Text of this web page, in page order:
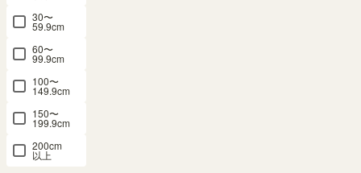
30〜
59.9cm
60〜
99.9cm
100〜
149.9cm
150〜
199.9cm
200cm
以上
送料無料
クーポン